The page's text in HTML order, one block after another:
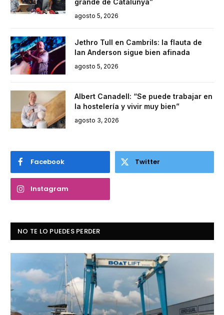
agosto 5, 2026
Jethro Tull en Cambrils: la flauta de
Ian Anderson sigue bien afinada
agosto 5, 2026
Albert Canadell: “Se puede trabajar en
la hostelería y vivir muy bien”
agosto 3, 2026
Facebook Twitter
Instagram
NO TE LO PUEDES PERDER